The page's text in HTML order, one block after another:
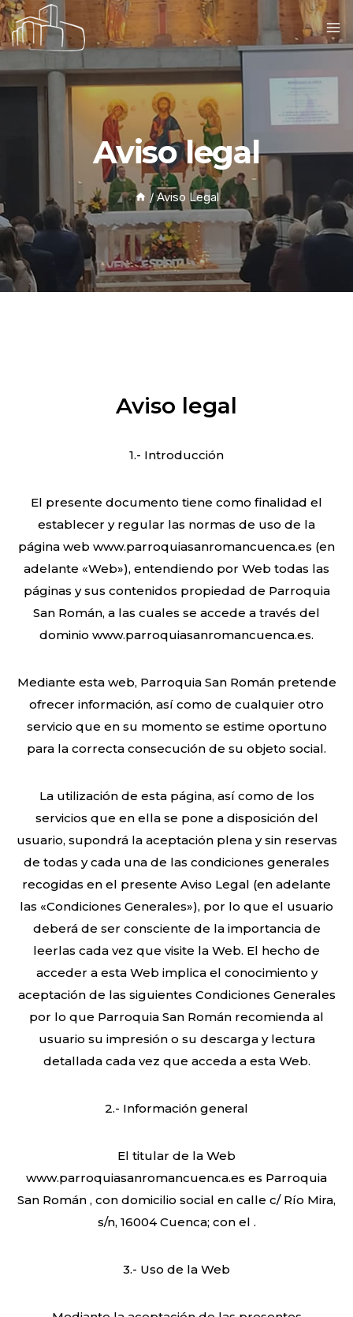
Aviso legal
/ Aviso Legal
Aviso legal
1.- Introducción
El presente documento tiene como finalidad el
establecer y regular las normas de uso de la
página web www.parroquiasanromancuenca.es (en
adelante «Web»), entendiendo por Web todas las
páginas y sus contenidos propiedad de Parroquia
San Román, a las cuales se accede a través del
dominio www.parroquiasanromancuenca.es.
Mediante esta web, Parroquia San Román pretende
ofrecer información, así como de cualquier otro
servicio que en su momento se estime oportuno
para la correcta consecución de su objeto social.
La utilización de esta página, así como de los
servicios que en ella se pone a disposición del
usuario, supondrá la aceptación plena y sin reservas
de todas y cada una de las condiciones generales
recogidas en el presente Aviso Legal (en adelante
las «Condiciones Generales»), por lo que el usuario
deberá de ser consciente de la importancia de
leerlas cada vez que visite la Web. El hecho de
acceder a esta Web implica el conocimiento y
aceptación de las siguientes Condiciones Generales
por lo que Parroquia San Román recomienda al
usuario su impresión o su descarga y lectura
detallada cada vez que acceda a esta Web.
2.- Información general
El titular de la Web
www.parroquiasanromancuenca.es es Parroquia
San Román , con domicilio social en calle c/ Río Mira,
s/n, 16004 Cuenca; con el .
3.- Uso de la Web